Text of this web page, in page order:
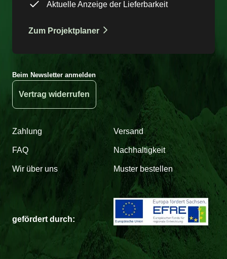
Aktuelle Anzeige der Lieferbarkeit
Zum Projektplaner
Beim Newsletter anmelden
Vertrag widerrufen
Zahlung Versand
FAQ Nachhaltigkeit
Wir über uns Muster bestellen
gefördert durch: